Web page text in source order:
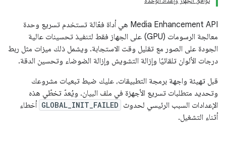
‫Media Enhancement API هي أداة فعّالة تستخدم تسريع وحدة
معالجة الرسومات (GPU) على الجهاز فقط لتنفيذ تحسينات عالية
الجودة على الصور مع تقليل وقت الاستجابة. ويشمل ذلك ميزات مثل ربط
درجات الألوان تلقائيًا وإزالة التشويش وإزالة الضوضاء وتحسين الدقة.
قبل تهيئة واجهة برمجة التطبيقات، عليك ضبط تبعيات مشروعك
وتحديد متطلبات تسريع الأجهزة في ملف البيان. ويُعدّ تخطّي هذه
الإعدادات السبب الرئيسي لحدوث GLOBAL_INIT_FAILED أخطاء
أثناء التشغيل.